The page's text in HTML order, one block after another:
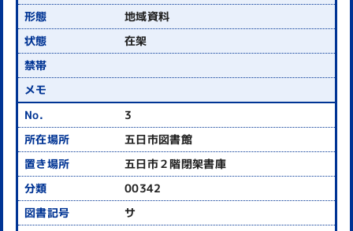
地域資料
在架
3
五日市図書館
五日市２階閉架書庫
00342
サ